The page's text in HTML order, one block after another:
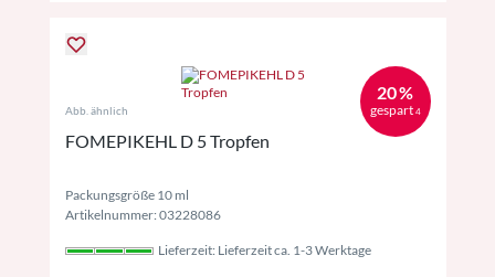
20 %
gespart 4
Abb. ähnlich
FOMEPIKEHL D 5 Tropfen
Packungsgröße 10 ml
Artikelnummer: 03228086
Lieferzeit: Lieferzeit ca. 1-3 Werktage